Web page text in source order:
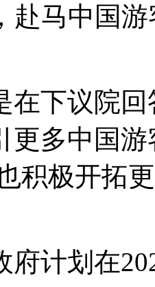
赴马中国
下议院回
更多中国
积极开拓
划在